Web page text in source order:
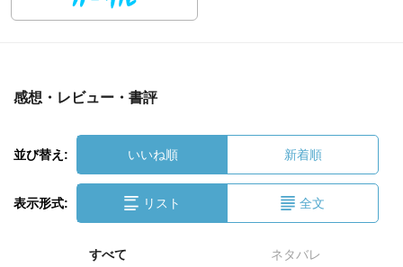
感想・レビュー・書評
並び替え: いいね順 新着順
表示形式: リスト 全文
すべて ネタバレ